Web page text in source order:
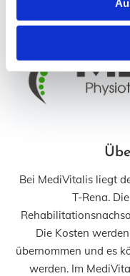
Bei MediVitalis liegt
T-Rena.
Die Kosten
übernommen und es
werden. Im